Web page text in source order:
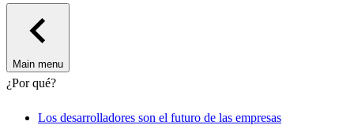
Main menu
¿Por qué?
Los desarrolladores son el futuro de las empresas